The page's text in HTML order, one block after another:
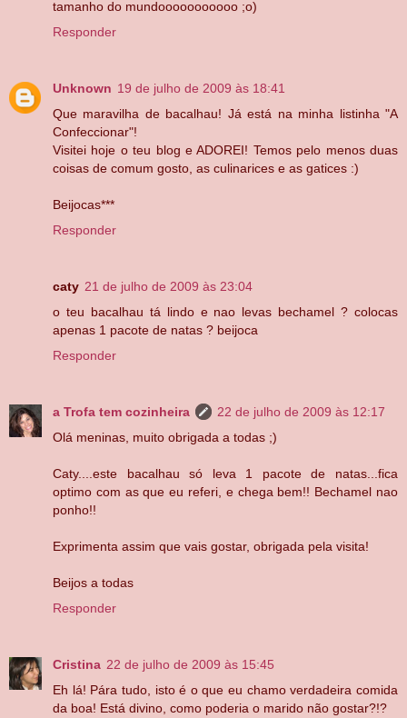
tamanho do mundooooooooooo ;o)
Responder
Unknown 19 de julho de 2009 às 18:41
Que maravilha de bacalhau! Já está na minha listinha "A
Confeccionar"!
Visitei hoje o teu blog e ADOREI! Temos pelo menos duas
coisas de comum gosto, as culinarices e as gatices :)
Beijocas***
Responder
caty 21 de julho de 2009 às 23:04
o teu bacalhau tá lindo e nao levas bechamel ? colocas
apenas 1 pacote de natas ? beijoca
Responder
a Trofa tem cozinheira
22 de julho de 2009 às 12:17
Olá meninas, muito obrigada a todas ;)
Caty....este bacalhau só leva 1 pacote de natas...fica
optimo com as que eu referi, e chega bem!! Bechamel nao
ponho!!
Exprimenta assim que vais gostar, obrigada pela visita!
Beijos a todas
Responder
Cristina 22 de julho de 2009 às 15:45
Eh lá! Pára tudo, isto é o que eu chamo verdadeira comida
da boa! Está divino, como poderia o marido não gostar?!?